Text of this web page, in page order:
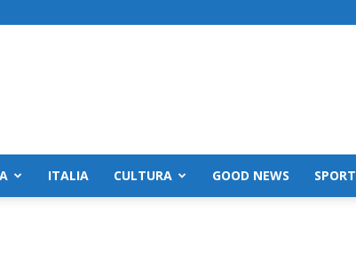
ITALIA CULTURA GOOD NEWS SPORT